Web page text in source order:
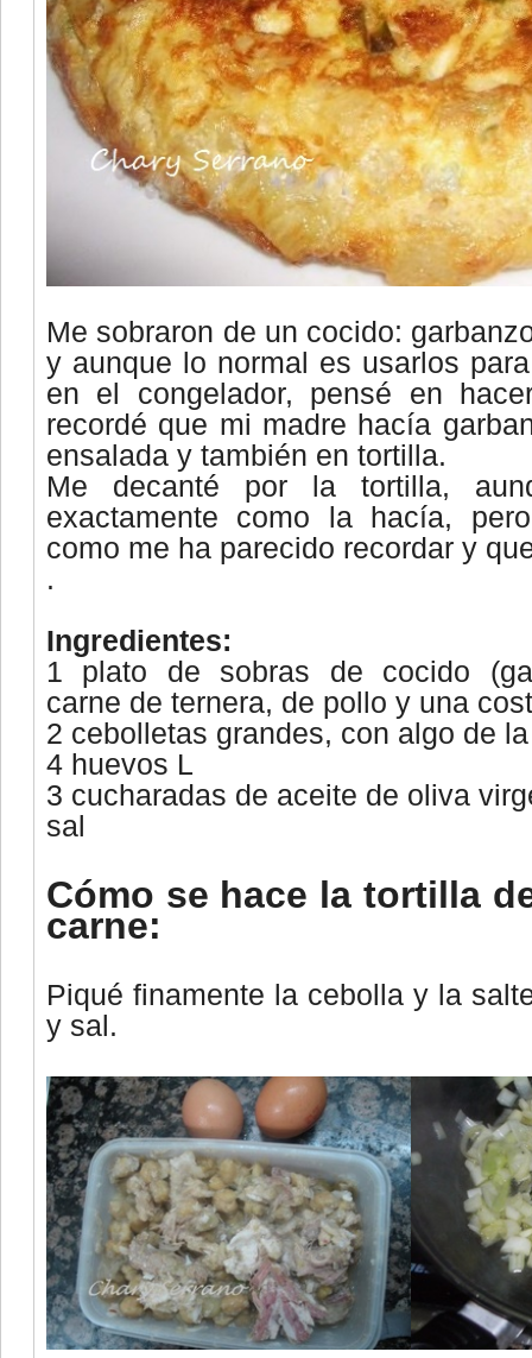
Me sobraron de un cocido:
y aunque lo normal es usarlos
en el congelador, pensé en
recordé que mi madre hacía
ensalada y también en tortilla.
Me decanté por la tortilla,
exactamente como la hacía,
como me ha parecido recordar y
.
Ingredientes:
1 plato de sobras de cocido
carne de ternera, de pollo y una
2 cebolletas grandes, con algo de
4 huevos L
3 cucharadas de aceite de oliva
sal
Cómo se hace la tortilla
carne:
Piqué finamente la cebolla y la
y sal.